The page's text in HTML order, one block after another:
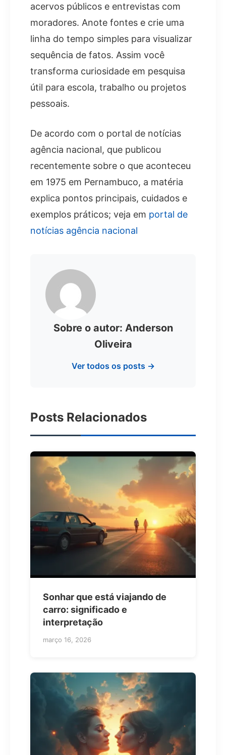
acervos públicos e entrevistas com
moradores. Anote fontes e crie uma
linha do tempo simples para visualizar
sequência de fatos. Assim você
transforma curiosidade em pesquisa
útil para escola, trabalho ou projetos
pessoais.
De acordo com o portal de notícias
agência nacional, que publicou
recentemente sobre o que aconteceu
em 1975 em Pernambuco, a matéria
explica pontos principais, cuidados e
exemplos práticos; veja em portal de
notícias agência nacional
Sobre o autor: Anderson
Oliveira
Ver todos os posts →
Posts Relacionados
Sonhar que está viajando de
carro: significado e
interpretação
março 16, 2026